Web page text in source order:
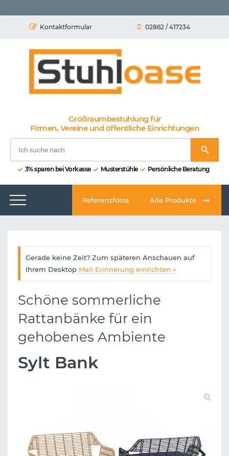
Kontaktformular 02862 / 417234
Großraumbestuhlung für
Firmen, Vereine und öffentliche Einrichtungen
3% sparen bei Vorkasse Musterstühle Persönliche Beratung
Referenzfotos Alle Produkte
Gerade keine Zeit? Zum späteren Anschauen auf
Ihrem Desktop Mail Erinnerung einrichten »
Schöne sommerliche
Rattanbänke für ein
gehobenes Ambiente
Sylt Bank